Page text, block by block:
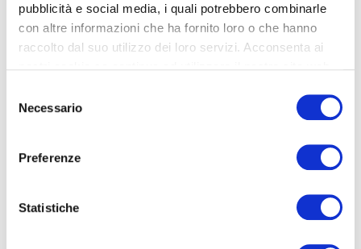
pubblicità e social media, i quali potrebbero combinarle
con altre informazioni che ha fornito loro o che hanno
raccolto dal suo utilizzo dei loro servizi. Acconsenta ai
delNecessario
Preferenze
Statistiche